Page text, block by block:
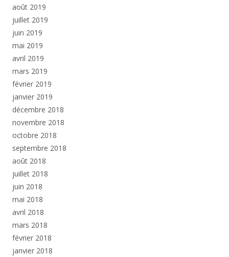
août 2019
juillet 2019
juin 2019
mai 2019
avril 2019
mars 2019
février 2019
janvier 2019
décembre 2018
novembre 2018
octobre 2018
septembre 2018
août 2018
juillet 2018
juin 2018
mai 2018
avril 2018
mars 2018
février 2018
janvier 2018